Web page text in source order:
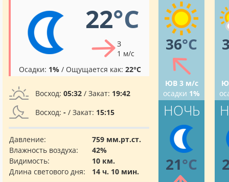
22°C
З
1 м/с
Осадки: 1% / Ощущается как: 22°C
Восход: 05:32 / Закат: 19:42
Восход: - / Закат: 15:15
Давление:
759 мм.рт.ст.
Влажность воздуха:
42%
Видимость:
10 км.
Длина светового дня:
14 ч. 10 мин.
36°C
ЮВ 3 м/с
осадки 1%
НОЧЬ
21°C